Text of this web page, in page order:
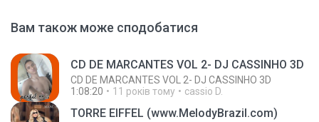
Вам також може сподобатися
CD DE MARCANTES VOL 2- DJ CASSINHO 3D
CD DE MARCANTES VOL 2- DJ CASSINHO 3D
1:08:20
11 років тому cassio D.
TORRE EIFFEL (www.MelodyBrazil.com)